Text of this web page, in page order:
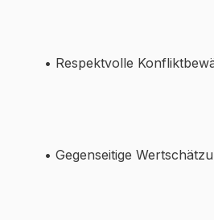
• Respektvolle
• Gegenseitige